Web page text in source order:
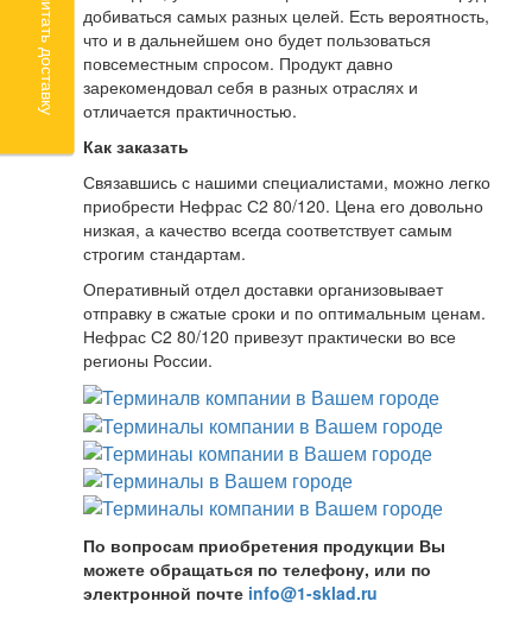
добиваться самых разных целей. Есть вероятность,
что и в дальнейшем оно будет пользоваться
повсеместным спросом. Продукт давно
зарекомендовал себя в разных отраслях и
отличается практичностью.
Как заказать
Связавшись с нашими специалистами, можно легко
приобрести Нефрас С2 80/120. Цена его довольно
низкая, а качество всегда соответствует самым
строгим стандартам.
Оперативный отдел доставки организовывает
отправку в сжатые сроки и по оптимальным ценам.
Нефрас С2 80/120 привезут практически во все
регионы России.
По вопросам приобретения продукции Вы
можете обращаться по телефону, или по
электронной почте info@1-sklad.ru
Рассчитать доставку